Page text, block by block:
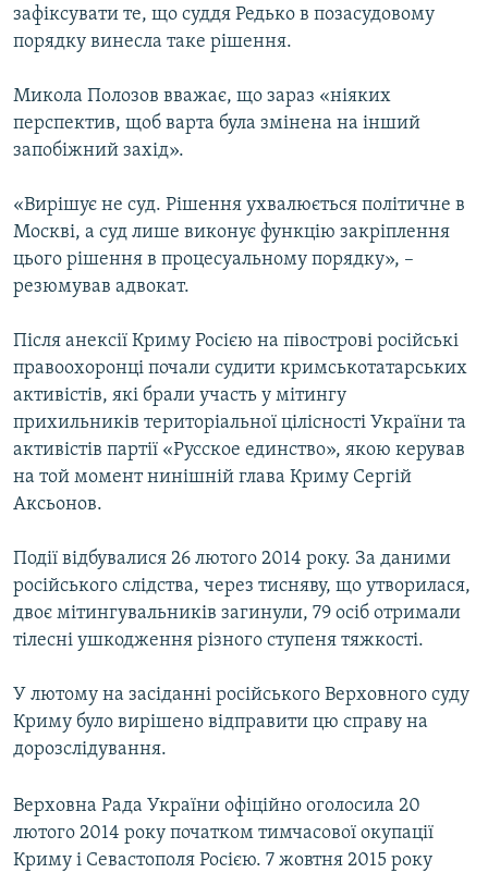
зафіксувати те, що суддя Редько в позасудовому
порядку винесла таке рішення.
Микола Полозов вважає, що зараз «ніяких
перспектив, щоб варта була змінена на інший
запобіжний захід».
«Вирішує не суд. Рішення ухвалюється політичне в
Москві, а суд лише виконує функцію закріплення
цього рішення в процесуальному порядку», –
резюмував адвокат.
Після анексії Криму Росією на півострові російські
правоохоронці почали судити кримськотатарських
активістів, які брали участь у мітингу
прихильників територіальної цілісності України та
активістів партії «Русское единство», якою керував
на той момент нинішній глава Криму Сергій
Аксьонов.
Події відбувалися 26 лютого 2014 року. За даними
російського слідства, через тисняву, що утворилася,
двоє мітингувальників загинули, 79 осіб отримали
тілесні ушкодження різного ступеня тяжкості.
У лютому на засіданні російського Верховного суду
Криму було вирішено відправити цю справу на
дорозслідування.
Верховна Рада України офіційно оголосила 20
лютого 2014 року початком тимчасової окупації
Криму і Севастополя Росією. 7 жовтня 2015 року